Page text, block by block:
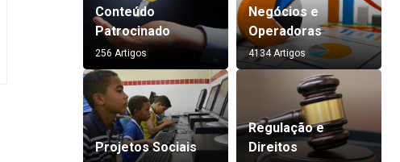
Conteúdo
Patrocinado
256 Artigos
Negócios e
Operadoras
4134 Artigos
Projetos Sociais
Regulação e
Direitos